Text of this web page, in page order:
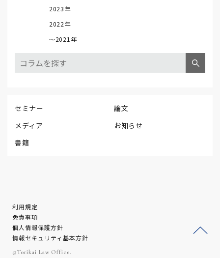
2023年
2022年
～2021年
セミナー
論文
メディア
お知らせ
書籍
利用規定
免責事項
個人情報保護方針
情報セキュリティ基本方針
©Torikai Law Office.